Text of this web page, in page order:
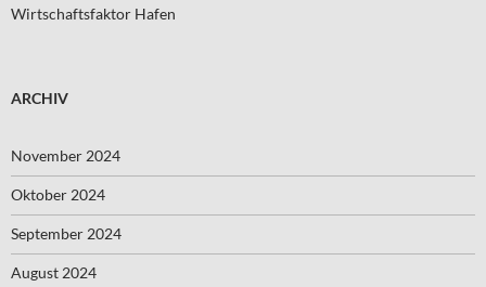
Wirtschaftsfaktor Hafen
ARCHIV
November 2024
Oktober 2024
September 2024
August 2024